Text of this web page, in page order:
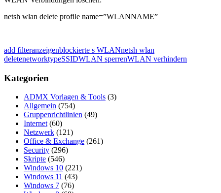
netsh wlan delete profile name=”WLANNAME”
add filteranzeigenblockierte s WLANnetsh wlan
deletenetworktypeSSIDWLAN sperrenWLAN verhindern
Kategorien
ADMX Vorlagen & Tools (3)
Allgemein (754)
Gruppenrichtlinien (49)
Internet (60)
Netzwerk (121)
Office & Exchange (261)
Security (296)
Skripte (546)
Windows 10 (221)
Windows 11 (43)
Windows 7 (76)